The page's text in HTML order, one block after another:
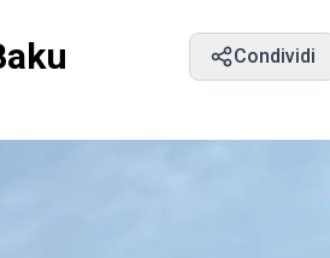
Condividi